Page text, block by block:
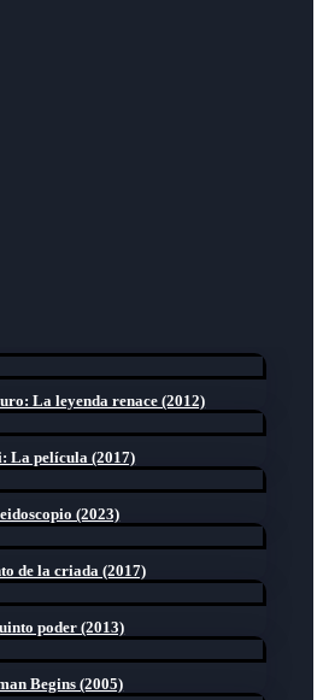
La leyenda renace (2012)
La película (2017)
(2023)
de la criada (2017)
poder (2013)
Begins (2005)